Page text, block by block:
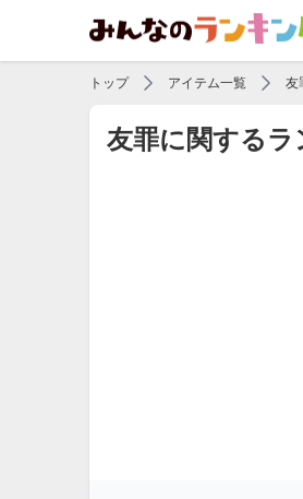
トップ アイテム一覧 友
友罪に関する